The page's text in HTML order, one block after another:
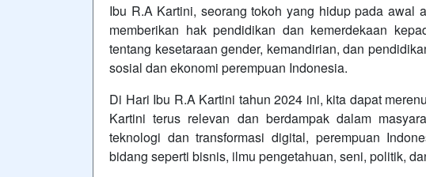
Ibu R.A Kartini, seorang tokoh yang hidup pada awal
memberikan hak pendidikan dan kemerdekaan
tentang kesetaraan gender, kemandirian, dan
sosial dan ekonomi perempuan Indonesia.
Di Hari Ibu R.A Kartini tahun 2024 ini, kita dapat
Kartini terus relevan dan berdampak dalam
teknologi dan transformasi digital, perempuan
bidang seperti bisnis, ilmu pengetahuan, seni, politik,